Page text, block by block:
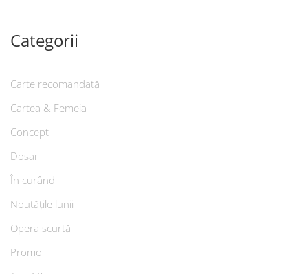
Categorii
Carte recomandată
Cartea & Femeia
Concept
Dosar
În curând
Noutățile lunii
Opera scurtă
Promo